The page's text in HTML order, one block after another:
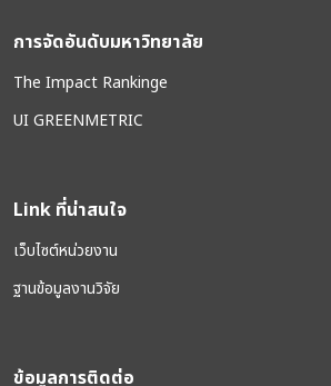
การจัดอันดับมหาวิทยาลัย
The Impact Rankinge
UI GREENMETRIC
Link ที่น่าสนใจ
เว็บไซต์หน่วยงาน
ฐานข้อมูลงานวิจัย
ข้อมูลการติดต่อ